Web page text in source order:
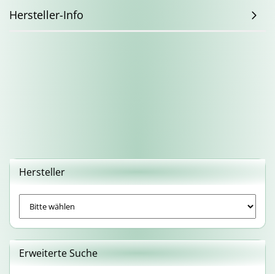
Hersteller-Info
Hersteller
Erweiterte Suche